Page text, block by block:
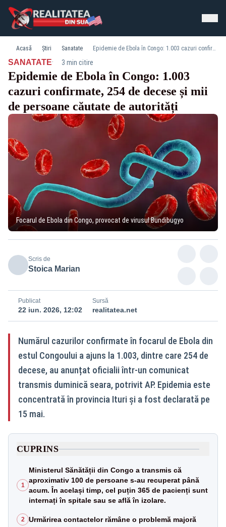
Acasă Știri Sanatate Epidemie de Ebola în Congo: 1.003 cazuri confirmate, 254 de decese și mii de persoane căutate de autorități
SANATATE· 3 min citire
Epidemie de Ebola în Congo: 1.003
cazuri confirmate, 254 de decese și mii
de persoane căutate de autorități
Focarul de Ebola din Congo, provocat de virusul Bundibugyo
Scris de
Stoica Marian
Publicat
22 iun. 2026, 12:02
Sursă
realitatea.net
Numărul cazurilor confirmate în focarul de Ebola din
estul Congoului a ajuns la 1.003, dintre care 254 de
decese, au anunțat oficialii într-un comunicat
transmis duminică seara, potrivit AP. Epidemia este
concentrată în provincia Ituri și a fost declarată pe
15 mai.
CUPRINS
1
Ministerul Sănătății din Congo a transmis că
aproximativ 100 de persoane s-au recuperat până
acum. În același timp, cel puțin 365 de pacienți sunt
internați în spitale sau se află în izolare.
2 Urmărirea contactelor rămâne o problemă majoră